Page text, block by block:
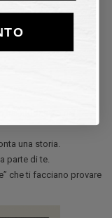
indossato nei
una storia.
parte di te.
che ti facciano provare